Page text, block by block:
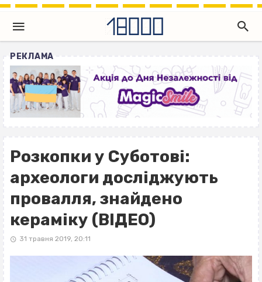
РЕКЛАМА
Розкопки у Суботові:
археологи досліджують
провалля, знайдено
кераміку (ВІДЕО)
31 травня 2019, 20:11